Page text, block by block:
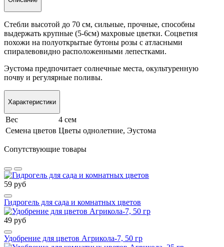
Стебли высотой до 70 см, сильные, прочные, способны
выдержать крупные (5-6см) махровые цветки. Соцветия
похожи на полуоткрытые бутоны розы с атласными
спиралевовидно расположенными лепестками.
Эустома предпочитает солнечные места, окультуренную
почву и регулярные поливы.
Характеристики
Вес
4 сем
Семена цветов Цветы однолетние, Эустома
Сопутствующие товары
59 руб
Гидрогель для сада и комнатных цветов
49 руб
Удобрение для цветов Агрикола-7, 50 гр